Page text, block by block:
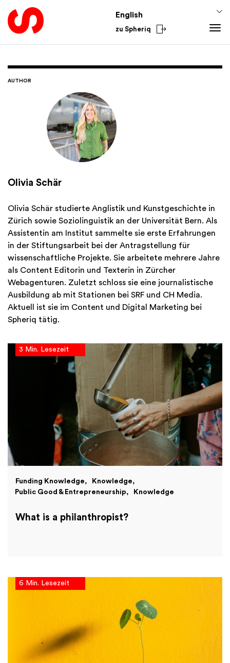
English
zu Spheriq
Grant Management
Fundraising Tools
Funding Knowledge
From the Sector
International
AUTHOR
Olivia Schär
Olivia Schär studierte Anglistik und Kunstgeschichte in
Zürich sowie Soziolinguistik an der Universität Bern. Als
Assistentin am Institut sammelte sie erste Erfahrungen
in der Stiftungsarbeit bei der Antragstellung für
wissenschaftliche Projekte. Sie arbeitete mehrere Jahre
als Content Editorin und Texterin in Zürcher
Webagenturen. Zuletzt schloss sie eine journalistische
Ausbildung ab mit Stationen bei SRF und CH Media.
Aktuell ist sie im Content und Digital Marketing bei
Spheriq tätig.
3 Min. Lesezeit
Funding Knowledge
Knowledge
Public Good & Entrepreneurship
Knowledge
What is a philanthropist?
6 Min. Lesezeit